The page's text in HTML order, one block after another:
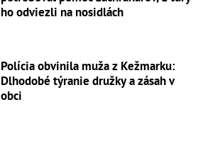
ho odviezli na nosidlách
Polícia obvinila muža z Kežmarku:
Dlhodobé týranie družky a zásah v
obci